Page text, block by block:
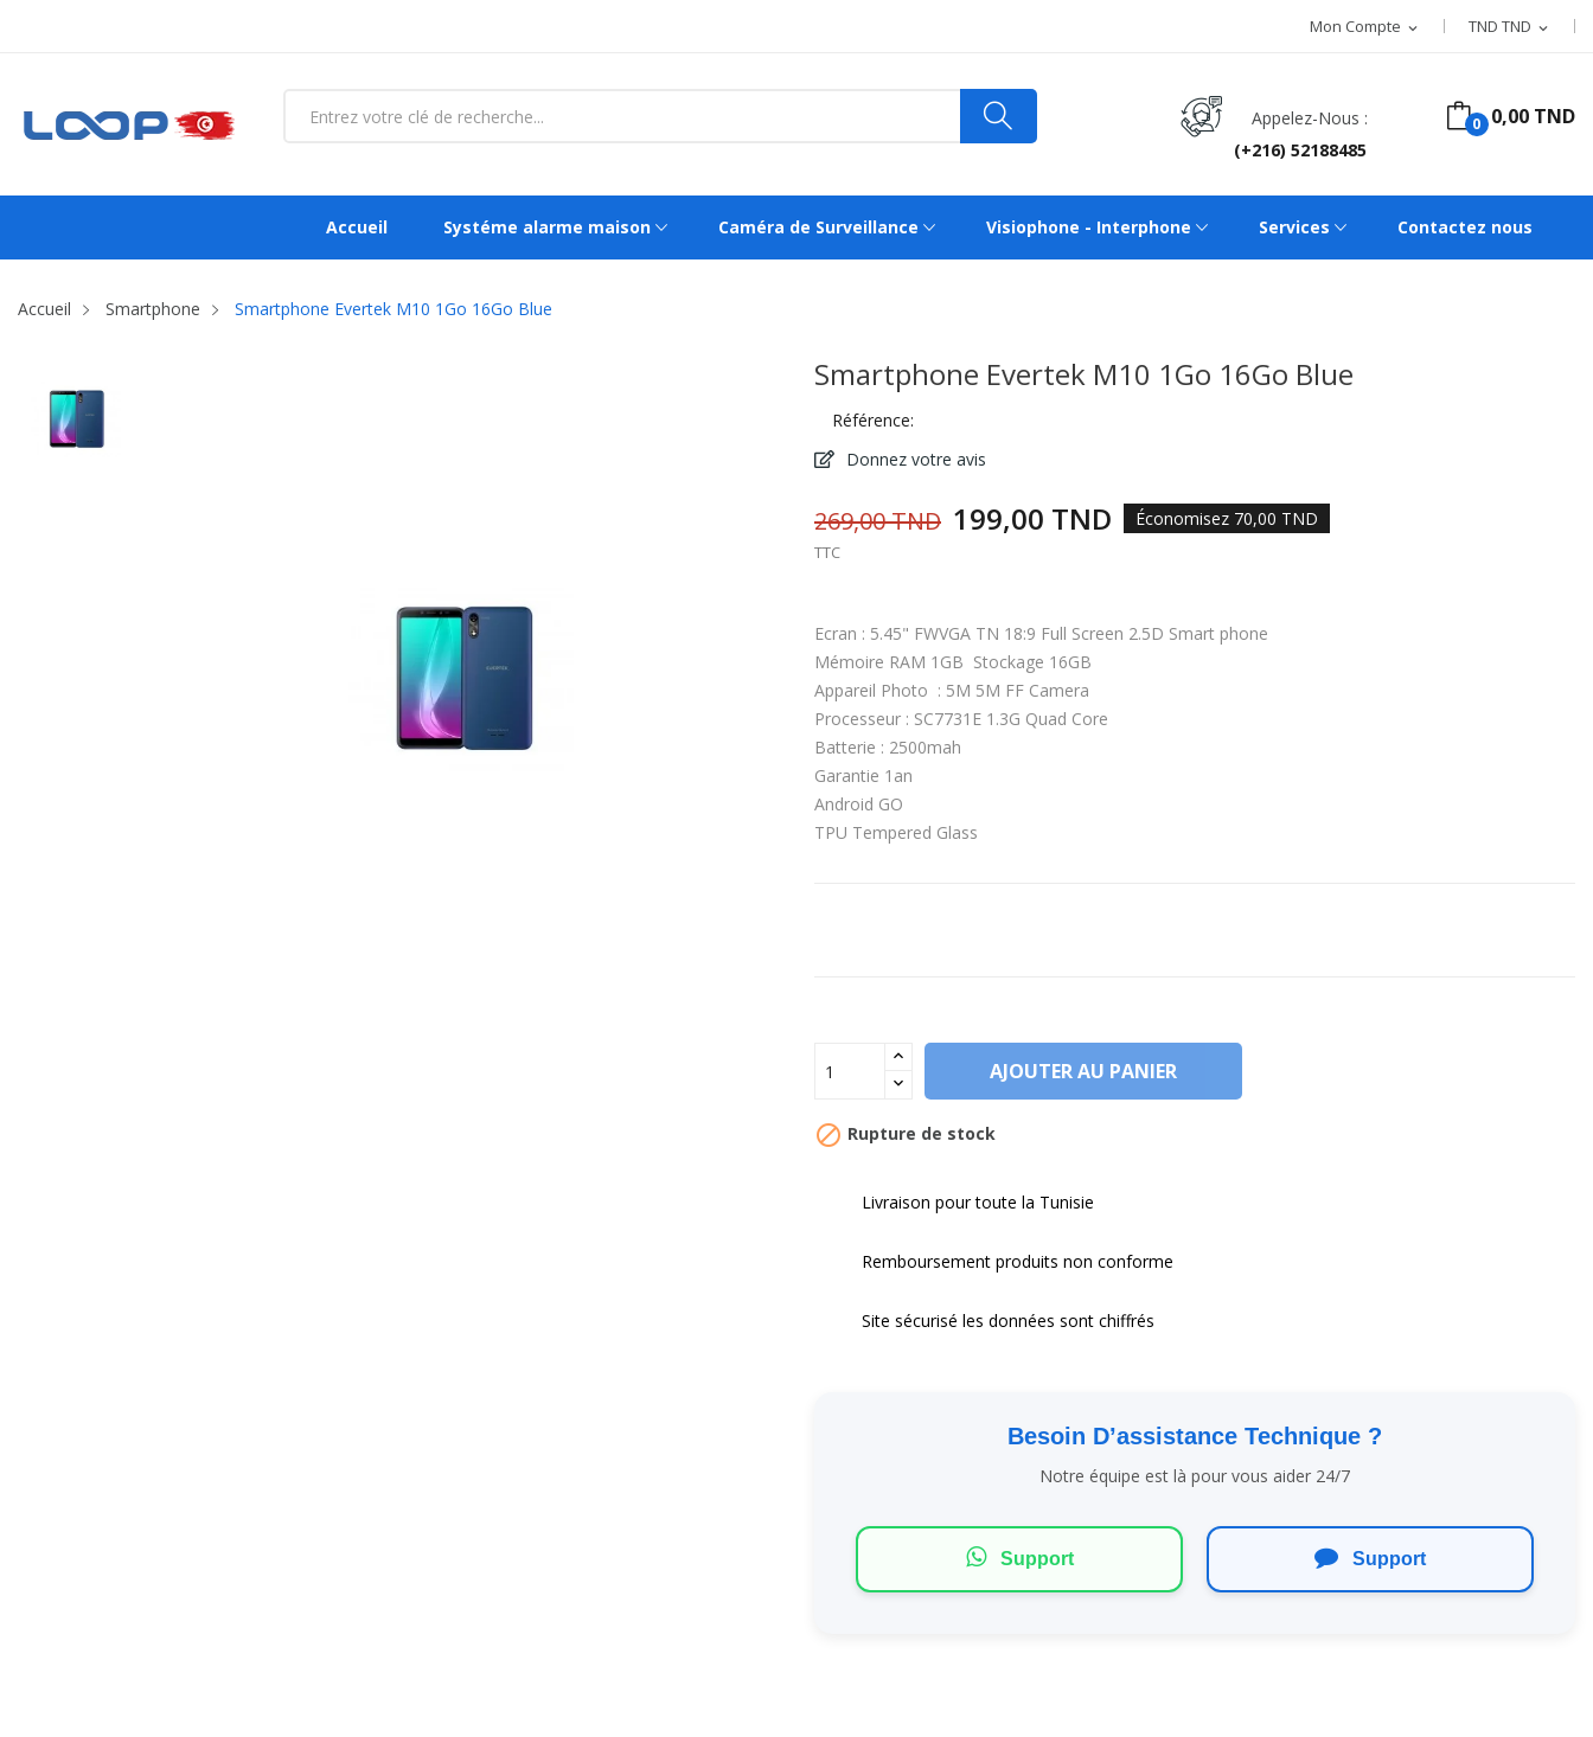
TND TND expand_more
Mon Compte expand_more
0 0,00 TND
Appelez-Nous :
(+216) 52188485
Accueil Systéme alarme maison Caméra de Surveillance Visiophone - Interphone Services Contactez nous
Accueil Smartphone Smartphone Evertek M10 1Go 16Go Blue
Smartphone Evertek M10 1Go 16Go Blue
Référence:
Donnez votre avis
269,00 TND 199,00 TND Économisez 70,00 TND
TTC
Ecran : 5.45" FWVGA TN 18:9 Full Screen 2.5D Smart phone
Mémoire RAM 1GB Stockage 16GB
Appareil Photo : 5M 5M FF Camera
Processeur : SC7731E 1.3G Quad Core
Batterie : 2500mah
Garantie 1an
Android GO
TPU Tempered Glass
AJOUTER AU PANIER
 Rupture de stock
Livraison pour toute la Tunisie
Remboursement produits non conforme
Site sécurisé les données sont chiffrés
Besoin D’assistance Technique ?
Notre équipe est là pour vous aider 24/7
Support Support